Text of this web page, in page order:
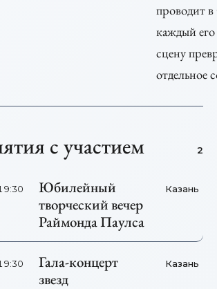
проводит
каждый
сцену
отдельное
с участием 2
Юбилейный
творческий вечер
Раймонда Паулса
Казань
Гала-концерт
звезд
Казань